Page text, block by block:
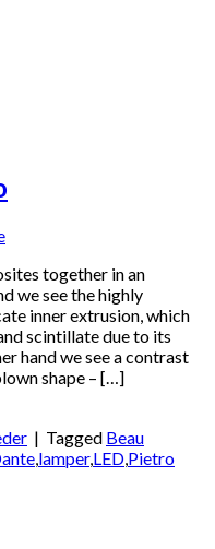
together in an
we see the highly
inner extrusion, which
scintillate due to its
hand we see a contrast
shape – […]
| Tagged Beau
,lamper,LED,Pietro